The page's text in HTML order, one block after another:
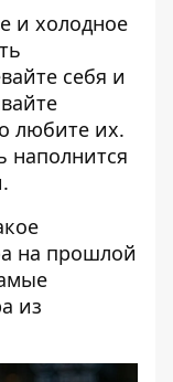
и холодное
себя и
любите их.
наполнится
на прошлой
из